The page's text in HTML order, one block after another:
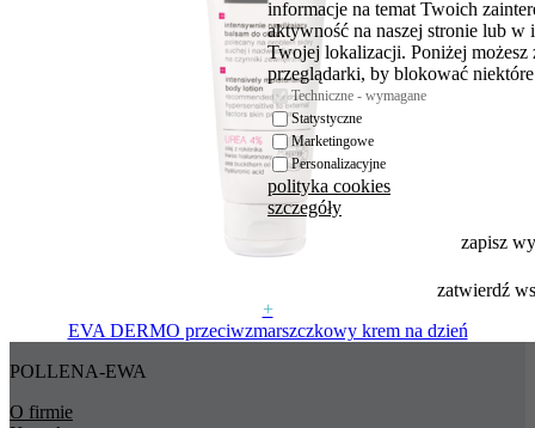
+
EVA DERMO przeciwzmarszczkowy krem na dzień
informacje na temat Twoich
aktywność na naszej stronie lub
Twojej lokalizacji. Poniżej możesz
przeglądarki, by blokować
Techniczne - wymagane
Statystyczne
Marketingowe
Personalizacyjne
polityka cookies
szczegóły
zapisz
zatwierdź
POLLENA-EWA
O firmie